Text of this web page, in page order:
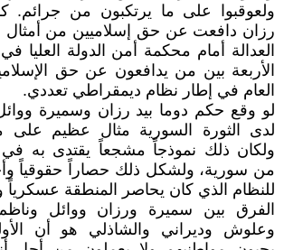
ولعوقبوا على ما يرتكبون من جرائم.
رزان دافعت عن حق إسلاميين من أمثال
العدالة أمام محكمة أمن الدولة العليا
الأربعة بين من يدافعون عن حق
العام في إطار نظام ديمقراطي تعددي.
لو وقع حكم دوما بيد رزان وسميرة
لدى الثورة السورية مثال عظيم على
ولكان ذلك نموذجاً مشجعاً يقتدى به
من سورية، ولشكل ذلك حصاراً حقوقياً
للنظام الذي كان يحاصر المنطقة عسكرياً
الفرق بين سميرة ورزان ووائل
وعلوش وديراني والشاذلي هو أن